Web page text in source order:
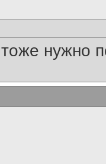
нужно